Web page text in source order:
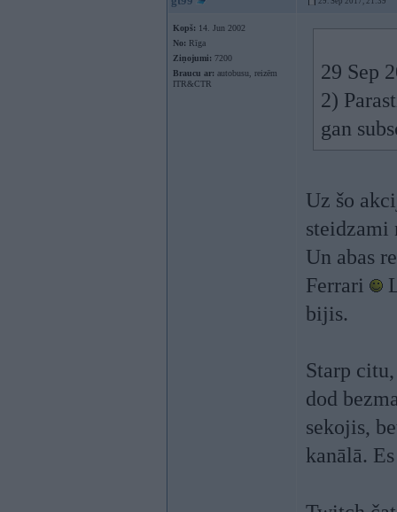
Kopš: 14. Jun 2002
No: Rīga
Ziņojumi: 7200
Braucu ar: autobusu, reizēm
ITR&CTR
29 Sep
2)
gan
Uz šo
steidzami
Un abas
Ferrari
bijis.
Starp
dod
sekojis,
kanālā.